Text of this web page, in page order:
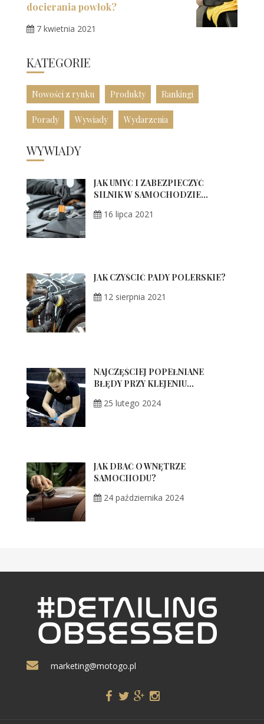
docierania powłok?
7 kwietnia 2021
KATEGORIE
Nowości z rynku Produkty Rankingi
Porady Wywiady Wydarzenia
WYWIADY
JAK UMYĆ I ZABEZPIECZYĆ
SILNIK W SAMOCHODZIE...
16 lipca 2021
JAK CZYŚCIĆ PADY POLERSKIE?
12 sierpnia 2021
NAJCZĘŚCIEJ POPEŁNIANE
BŁĘDY PRZY KLEJENIU...
25 lutego 2024
JAK DBAĆ O WNĘTRZE
SAMOCHODU?
24 października 2024
marketing@motogo.pl